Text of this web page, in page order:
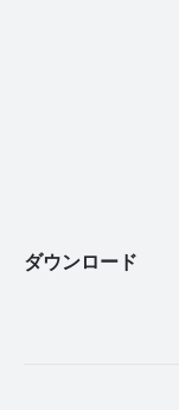
ダウンロード